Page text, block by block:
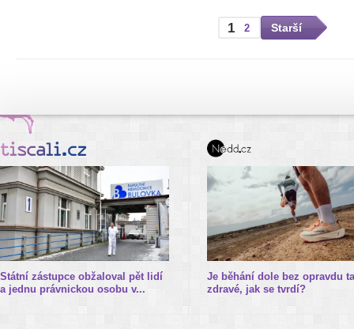
1 2 Starší
Státní zástupce obžaloval pět lidí
a jednu právnickou osobu v...
Je běhání dole bez opravdu
zdravé, jak se tvrdí?